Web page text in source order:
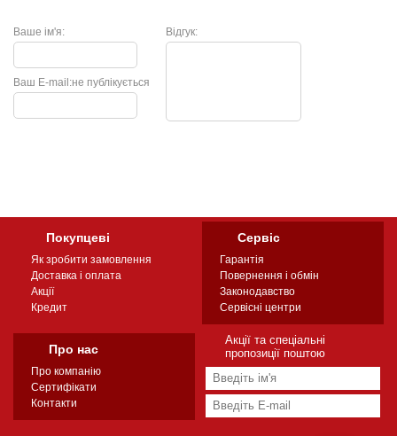
Ваше ім'я: Відгук:
не публікується
Ваш E-mail:
Покупцеві
Як зробити замовлення
Доставка і оплата
Акції
Кредит
Сервіс
Гарантія
Повернення і обмін
Законодавство
Сервісні центри
Про нас
Про компанію
Сертифікати
Контакти
Акції та спеціальні
пропозиції поштою